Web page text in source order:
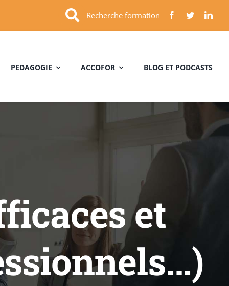
Recherche formation
PEDAGOGIE ACCOFOR BLOG ET PODCASTS
et